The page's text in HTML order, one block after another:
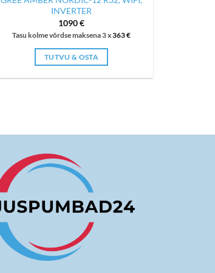
INVERTER
1090€
Tasu kolme võrdse maksena 3 x363€
TUTVU & OSTA